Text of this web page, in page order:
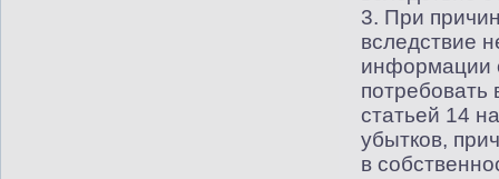
3. При
вследствие
информации
потребовать
статьей 14
убытков,
в